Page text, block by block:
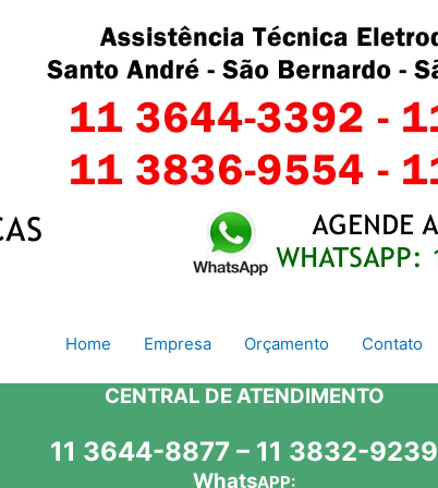
Home Empresa Orçamento Contato
CENTRAL DE ATENDIMENTO
11 3644-8877 – 11 3832-9239
WhatsAPP: